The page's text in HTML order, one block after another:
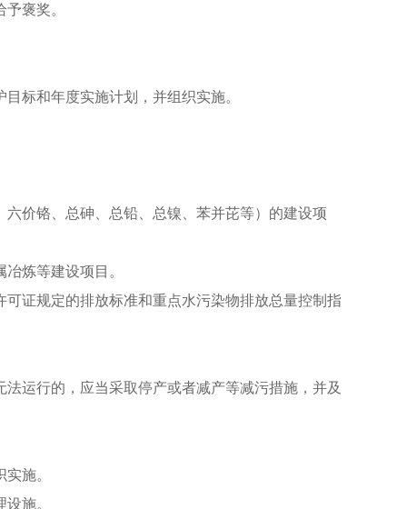
褒奖。
标和年度实施计划，并组织实施。
价铬、总砷、总铅、总镍、苯并芘等）的建设项
炼等建设项目。
证规定的排放标准和重点水污染物排放总量控制指
运行的，应当采取停产或者减产等减污措施，并及
施。
施。